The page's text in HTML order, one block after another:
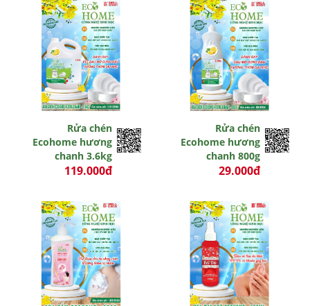
Rửa chén
Ecohome hương
chanh 3.6kg
119.000đ
Rửa chén
Ecohome hương
chanh 800g
29.000đ